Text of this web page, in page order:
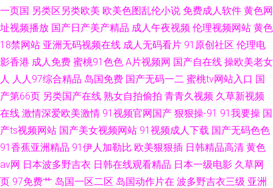
一页国 另类区另类欧美 欧美色图乱伦小说 免费成人软件 黄色网
址视频播放 国产日产美产精品 成人午夜视频 伦理视频网站 黄色
18禁网站 亚洲无码视频在线 成人无码看片 91原创社区 伦理电
影香港 成人免费 蜜桃91色色 A片视频网 国产自在线 操欧美老女
人 人人97综合精品 岛国免费 国产无码一二 蜜桃tv网站入口 国
产第66页 另类国产在线 熟女自拍偷拍 青青久视频 久草新视频
在线 激情深爱欧美激情 91视频官网国产 狠狠操-91 91我要操 国
产ts视频网站 国产美女视频网站 91视频成人下载 国产无码色色
91香蕉亚洲精品 91伊人加勒比 欧美狠狠插 日韩精品高清 黄色
av网 日本波多野吉衣 日韩在线观看精品 日本一级电影 久草网
页 97免费艹 岛国一区二区 岛国动作片在 波多野吉衣三级 亚洲